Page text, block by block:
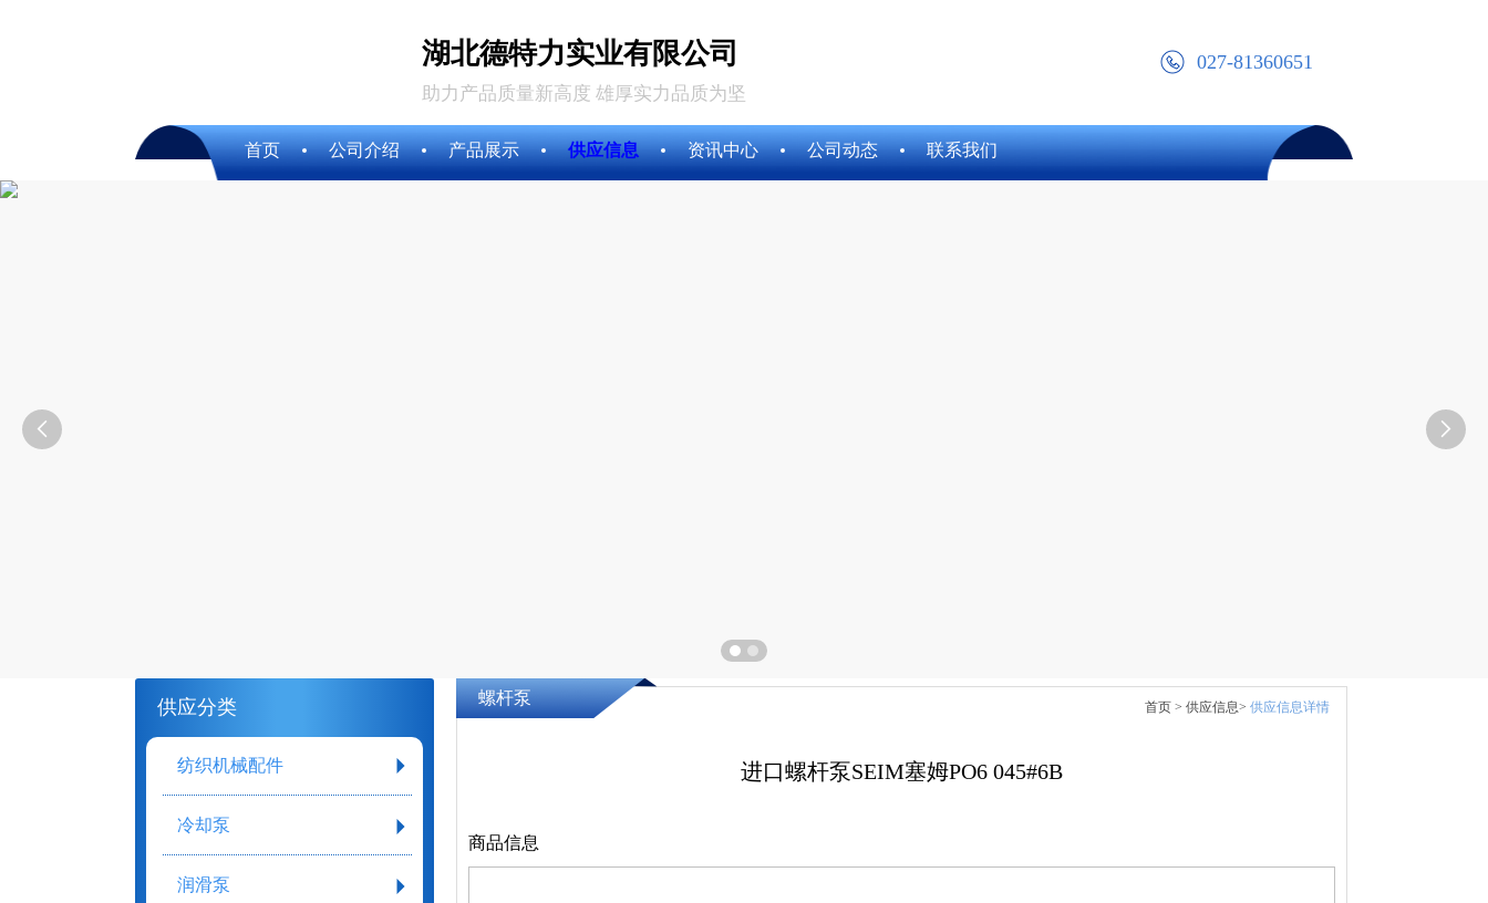
湖北德特力实业有限公司
助力产品质量新高度 雄厚实力品质为坚
027-81360651
首页 公司介绍 产品展示 供应信息 资讯中心 公司动态 联系我们
 
供应分类
纺织机械配件
冷却泵
润滑泵
螺杆泵 首页 > 供应信息> 供应信息详情
进口螺杆泵SEIM塞姆PO6 045#6B
商品信息